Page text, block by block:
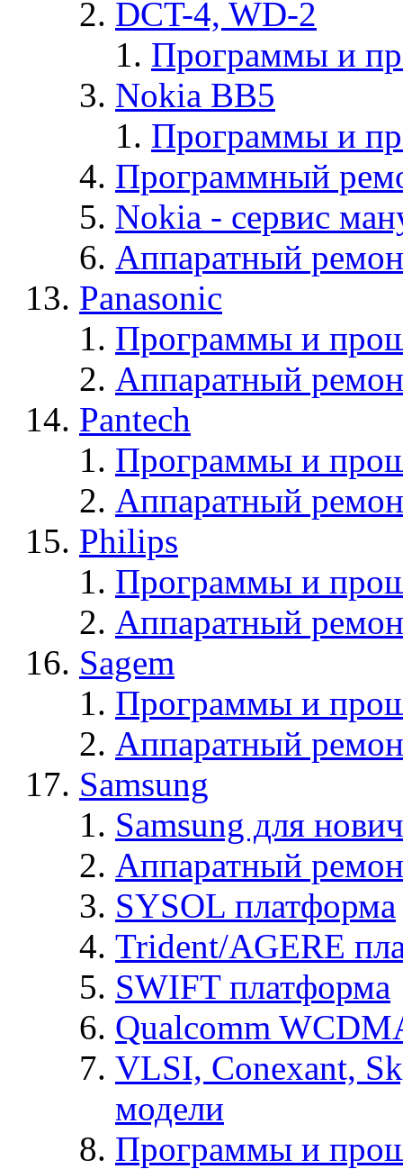
DCT-4, WD-2
Программы и
Nokia BB5
Программы и
Программный
Nokia - cервис
Аппаратный
Panasonic
Программы и
Аппаратный
Pantech
Программы и
Аппаратный
Philips
Программы и
Аппаратный
Sagem
Программы и
Аппаратный
Samsung
Samsung для
Аппаратный
SYSOL платформа
Trident/AGERE
SWIFT платформа
Qualcomm
VLSI, Conexant,
модели
Программы и